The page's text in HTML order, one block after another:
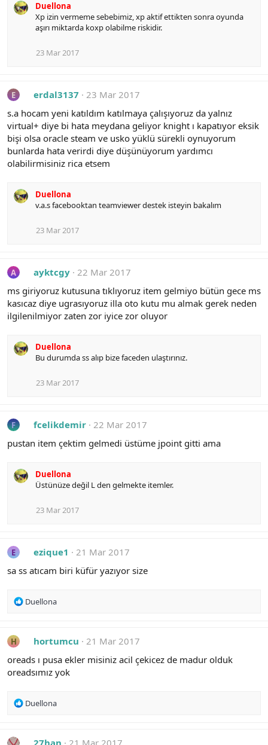
Duellona
Xp izin vermeme sebebimiz, xp aktif ettikten sonra oyunda
aşırı miktarda koxp olabilme riskidir.
23 Mar 2017
E erdal3137
23 Mar 2017
s.a hocam yeni katıldım katılmaya çalışıyoruz da yalnız
virtual+ diye bi hata meydana geliyor knight ı kapatıyor eksik
bişi olsa oracle steam ve usko yüklü sürekli oynuyorum
bunlarda hata verirdi diye düşünüyorum yardımcı
olabilirmisiniz rica etsem
Duellona
v.a.s facebooktan teamviewer destek isteyin bakalım
23 Mar 2017
A ayktcgy
22 Mar 2017
ms giriyoruz kutusuna tıklıyoruz item gelmiyo bütün gece ms
kasıcaz diye ugrasıyoruz illa oto kutu mu almak gerek neden
ilgilenilmiyor zaten zor iyice zor oluyor
Duellona
Bu durumda ss alıp bize faceden ulaştırınız.
23 Mar 2017
F fcelikdemir
22 Mar 2017
pustan item çektim gelmedi üstüme jpoint gitti ama
Duellona
Üstünüze değil L den gelmekte itemler.
23 Mar 2017
E ezique1
21 Mar 2017
sa ss atıcam biri küfür yazıyor size
R
o
n
Duellona
H hortumcu
21 Mar 2017
oreads ı pusa ekler misiniz acil çekicez de madur olduk
oreadsımız yok
R
Duellona
27han 21 Mar 2017